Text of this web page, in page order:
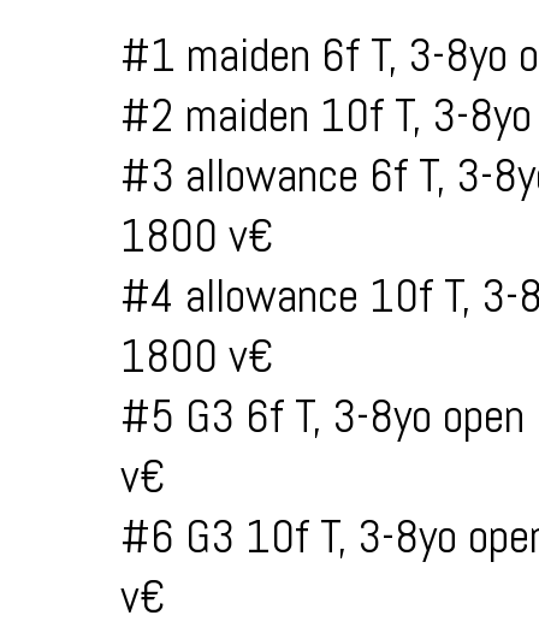
#1 maiden 6f T, 3-
#2 maiden 10f T, 3-
#3 allowance 6f T, 3-
1800 v€
#4 allowance 10f T,
1800 v€
#5 G3 6f T, 3-8yo
v€
#6 G3 10f T, 3-8yo
v€